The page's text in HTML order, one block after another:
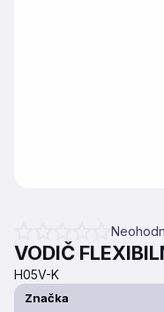
Priemerné hodnotenie
VODIČ
H05V-K
Značka